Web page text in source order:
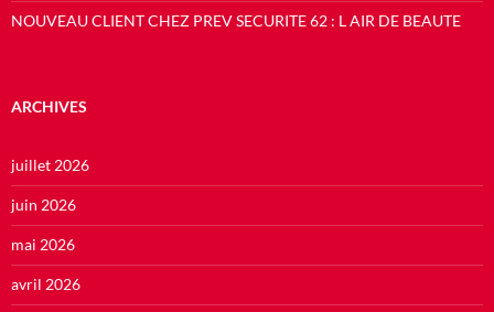
NOUVEAU CLIENT CHEZ PREV SECURITE 62 : L AIR DE BEAUTE
ARCHIVES
juillet 2026
juin 2026
mai 2026
avril 2026